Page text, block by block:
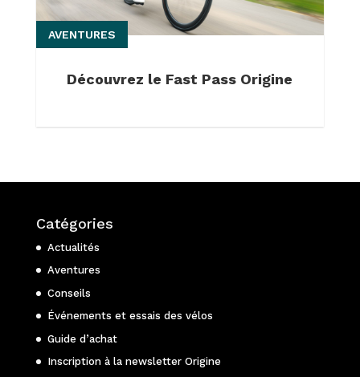
Découvrez le Fast Pass Origine
AVENTURES
Catégories
Actualités
Aventures
Conseils
Événements et essais des vélos
Guide d’achat
Inscription à la newsletter Origine